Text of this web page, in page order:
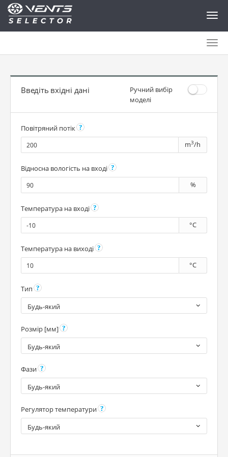
Введіть вхідні дані
Ручний вибір
моделі
Повітряний потік
m3/h
Відносна вологість на вході
%
Температура на вході
°C
Температура на виході
°C
Тип
Будь-який
Розмір [мм]
Будь-який
Фази
Будь-який
Регулятор температури
Будь-який